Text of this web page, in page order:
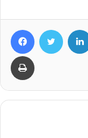
FacebookTwitter
Imprimir